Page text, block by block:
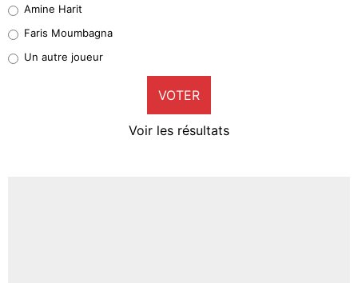
1%
9%
Amine Harit
Faris Moumbagna
Un autre joueur
VOTER
Voir les résultats